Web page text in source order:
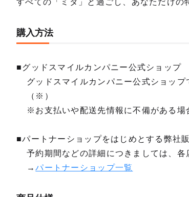
すべての「ミタ」と過ごし、あなただけ
購入方法
■グッドスマイルカンパニー公式ショップ
グッドスマイルカンパニー公式ショッ
（※）
※お支払いや配送先情報に不備がある場
■パートナーショップをはじめとする弊社
予約期間などの詳細につきましては、各
→パートナーショップ一覧